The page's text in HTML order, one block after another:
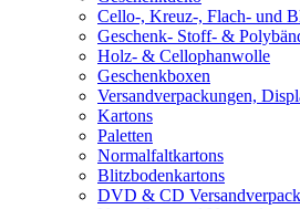
Cello-, Kreuz-, Flach- und
Geschenk- Stoff- &
Holz- & Cellophanwolle
Geschenkboxen
Versandverpackungen,
Kartons
Paletten
Normalfaltkartons
Blitzbodenkartons
DVD & CD